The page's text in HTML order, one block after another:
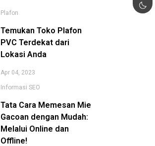
Plafon
Temukan Toko Plafon
PVC Terdekat dari
Lokasi Anda
Apr 04, 2023
Informasi SEO
Tata Cara Memesan Mie
Gacoan dengan Mudah:
Melalui Online dan
Offline!